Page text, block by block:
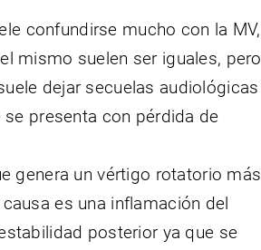
confundirse mucho con la MV,
mismo suelen ser iguales, pero
dejar secuelas audiológicas
presenta con pérdida de
genera un vértigo rotatorio más
es una inflamación del
posterior ya que se